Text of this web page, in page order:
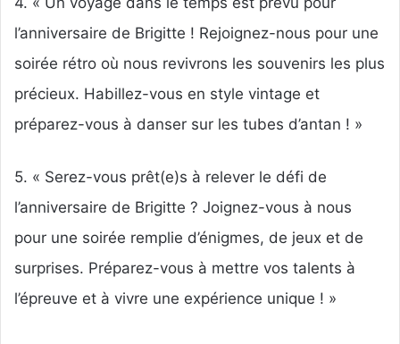
l’anniversaire de Brigitte ! Rejoignez-nous pour une
soirée rétro où nous revivrons les souvenirs les plus
précieux. Habillez-vous en style vintage et
préparez-vous à danser sur les tubes d’antan ! »
5. « Serez-vous prêt(e)s à relever le défi de
l’anniversaire de Brigitte ? Joignez-vous à nous
pour une soirée remplie d’énigmes, de jeux et de
surprises. Préparez-vous à mettre vos talents à
l’épreuve et à vivre une expérience unique ! »